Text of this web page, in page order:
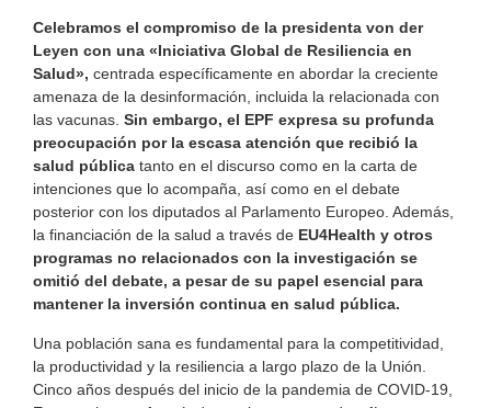
Celebramos el compromiso de la presidenta von der
Leyen con una «Iniciativa Global de Resiliencia en
Salud», centrada específicamente en abordar la creciente
amenaza de la desinformación, incluida la relacionada con
las vacunas. Sin embargo, el EPF expresa su profunda
preocupación por la escasa atención que recibió la
salud pública tanto en el discurso como en la carta de
intenciones que lo acompaña, así como en el debate
posterior con los diputados al Parlamento Europeo. Además,
la financiación de la salud a través de EU4Health y otros
programas no relacionados con la investigación se
omitió del debate, a pesar de su papel esencial para
mantener la inversión continua en salud pública.
Una población sana es fundamental para la competitividad,
la productividad y la resiliencia a largo plazo de la Unión.
Cinco años después del inicio de la pandemia de COVID-19,